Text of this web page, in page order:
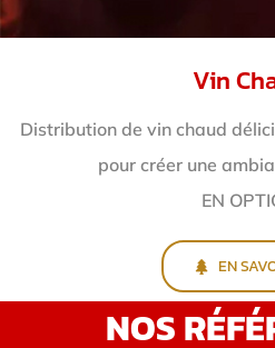
Vin
Distribution de vin chaud
pour créer une
EN
EN
NOS